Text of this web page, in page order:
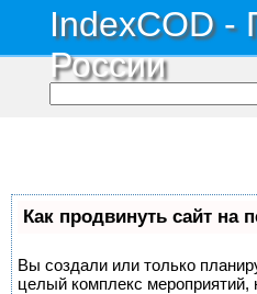
IndexCOD -
России
Как продвинуть сайт на
Вы создали или только
целый комплекс мероприятий,